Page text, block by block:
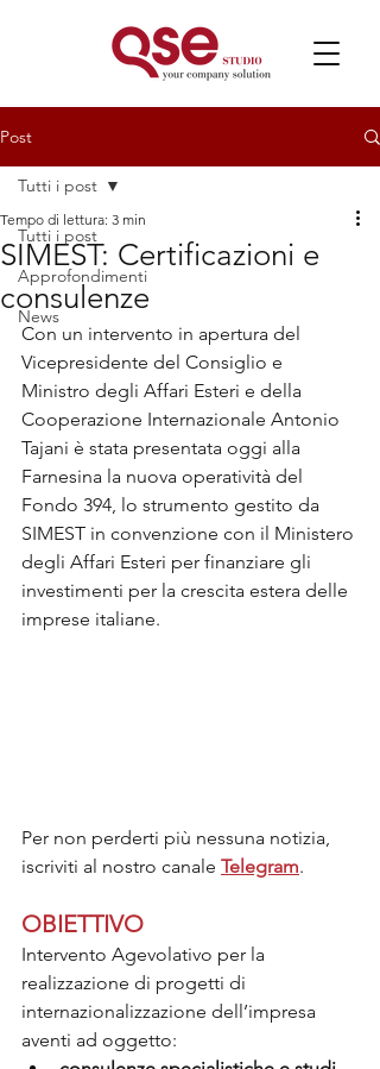
Post
Tutti i post
Approfondimenti
News
Tutti i post
SIMEST: Certificazioni e
consulenze
Tempo di lettura: 3 min
Con un intervento in apertura del
Vicepresidente del Consiglio e
Ministro degli Affari Esteri e della
Cooperazione Internazionale Antonio
Tajani è stata presentata oggi alla
Farnesina la nuova operatività del
Fondo 394, lo strumento gestito da
SIMEST in convenzione con il Ministero
degli Affari Esteri per finanziare gli
investimenti per la crescita estera delle
imprese italiane.
Per non perderti più nessuna notizia,
iscriviti al nostro canale Telegram.
OBIETTIVO
Intervento Agevolativo per la
realizzazione di progetti di
internazionalizzazione dell’impresa
aventi ad oggetto: